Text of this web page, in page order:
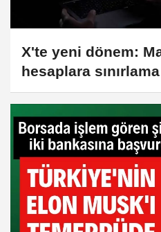
X'te yeni dönem:
hesaplara